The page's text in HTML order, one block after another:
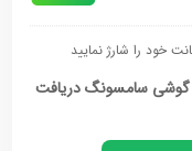
خود را شارژ نمایید
برنده شدن گوشی سامسونگ دریافت